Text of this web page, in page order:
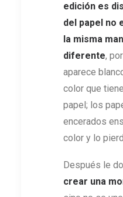
edición es
del papel no
la misma
diferente,
aparece
color que
papel; los
encerados
color y lo
Después le
crear una